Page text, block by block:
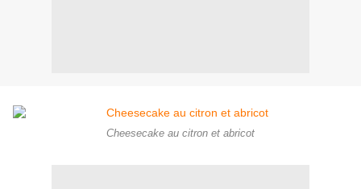
Cheesecake au citron et abricot